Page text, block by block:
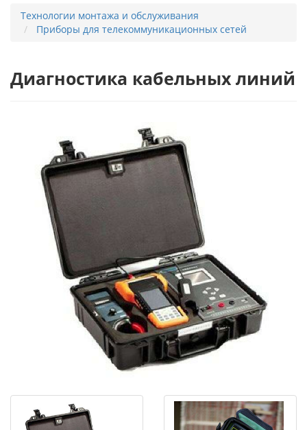
Технологии монтажа и обслуживания
Приборы для телекоммуникационных сетей
Диагностика кабельных линий